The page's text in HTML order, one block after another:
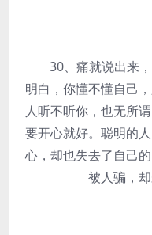
30、痛就说出来，
明白，你懂不懂自己
人听不听你，也无所
要开心就好。聪明的
心，却也失去了自己
被人骗，